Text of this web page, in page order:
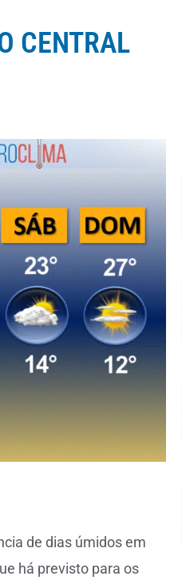
CENTRAL
de dias úmidos em
há previsto para os